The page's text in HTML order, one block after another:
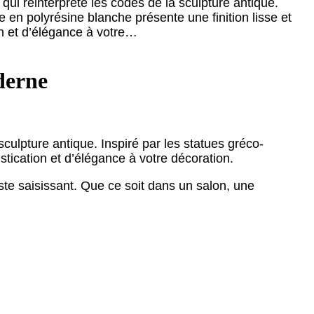
en polyrésine blanche présente une finition lisse et
et d’élégance à votre…
antique. Inspiré par les statues gréco-
et d’élégance à votre décoration.
saisissant. Que ce soit dans un salon, une